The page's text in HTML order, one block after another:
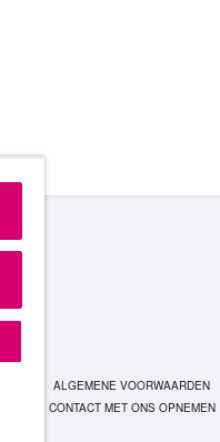
ALGEMENE VOORWAARDEN
CONTACT MET ONS OPNEMEN